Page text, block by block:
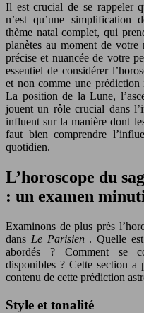
Il est crucial de se rappeler
n’est qu’une simplification
thème natal complet, qui
planètes au moment de
précise et nuancée de votre
essentiel de considérer
et non comme une prédiction
La position de la Lune,
jouent un rôle crucial dans
influent sur la manière dont
faut bien comprendre
quotidien.
L’horoscope du
: un examen
Examinons de plus près
dans Le Parisien . Quelle
abordés ? Comment se
disponibles ? Cette section a
contenu de cette prédiction
Style et tonalité